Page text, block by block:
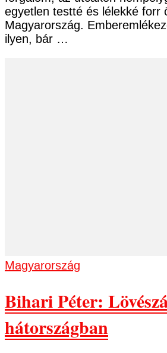
egyetlen testté és lélekké forr
Magyarország.
ilyen, bár …
Magyarország
Bihari Péter:
hátországban